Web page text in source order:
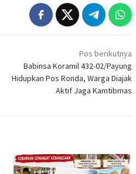
Pos berikutnya
Babinsa Koramil 432-02/Payung
Hidupkan Pos Ronda, Warga Diajak
Aktif Jaga Kamtibmas